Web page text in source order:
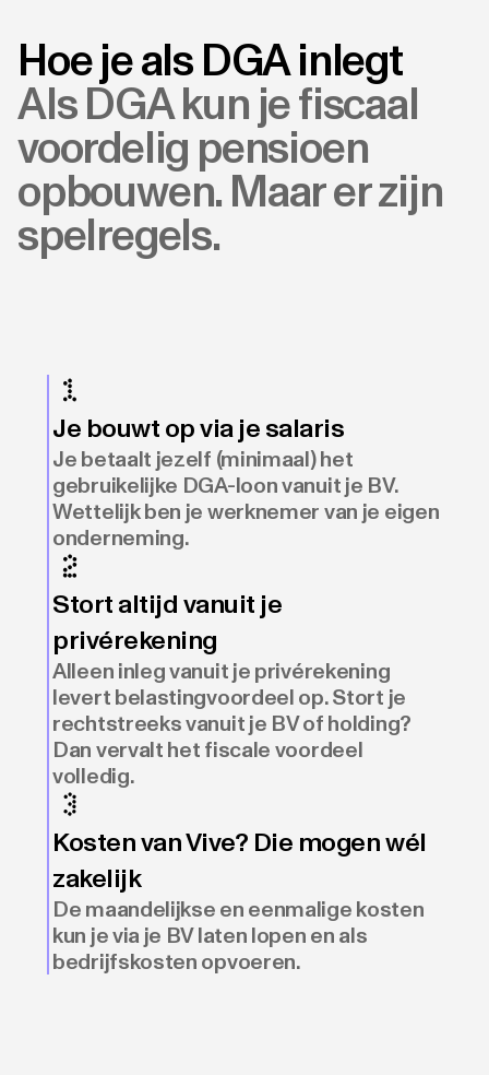
Hoe je als DGA inlegt
Als DGA kun je fiscaal
voordelig pensioen
opbouwen. Maar er zijn
spelregels.
Je bouwt op via je salaris
Je betaalt jezelf (minimaal) het
gebruikelijke DGA-loon vanuit je BV.
Wettelijk ben je werknemer van je eigen
onderneming.
Stort altijd vanuit je
privérekening
Alleen inleg vanuit je privérekening
levert belastingvoordeel op. Stort je
rechtstreeks vanuit je BV of holding?
Dan vervalt het fiscale voordeel
volledig.
Kosten van Vive? Die mogen wél
zakelijk
De maandelijkse en eenmalige kosten
kun je via je BV laten lopen en als
bedrijfskosten opvoeren.